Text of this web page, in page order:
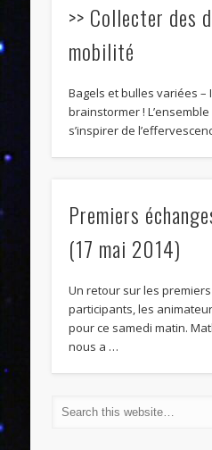
>> Collecter des
mobilité
Bagels et bulles variées –
brainstormer !
s’inspirer de
Premiers
(17 mai 2014)
Un retour sur les
participants, les
pour ce samedi matin.
nous a …